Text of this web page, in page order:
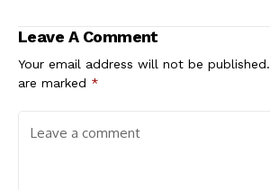
Leave A Comment
Your email address will not be published.
are marked *